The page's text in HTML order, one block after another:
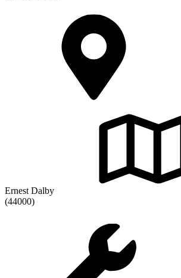
Ernest Dalby
(44000)